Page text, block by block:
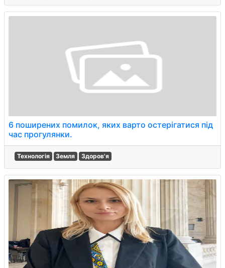
6 поширених помилок, яких варто остерігатися під
час прогулянки.
Технологія Земля Здоров'я